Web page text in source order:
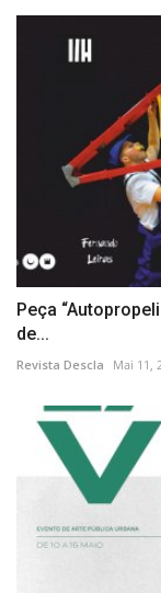
Peça
de...
Revista Descla Mai 11,